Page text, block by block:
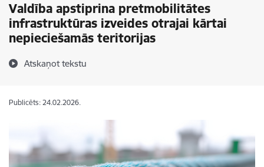
Valdība apstiprina pretmobilitātes
infrastruktūras izveides otrajai kārtai
nepieciešamās teritorijas
Atskaņot tekstu
Publicēts: 24.02.2026.